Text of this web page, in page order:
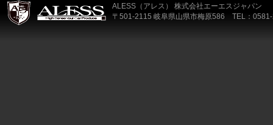
ALESS（アレス） 株式会社エーエスジャパン
〒501-2115 岐阜県山県市梅原586 TEL：